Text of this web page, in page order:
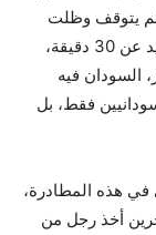
لم يتوقف وظلت
مركبتان سريعتان لخفر السواحل تلاحقانه لما يزيد عن 30 دقيقة،
السودان فيه
فقط، بل
في هذه المطادرة،
أخذ رجل من